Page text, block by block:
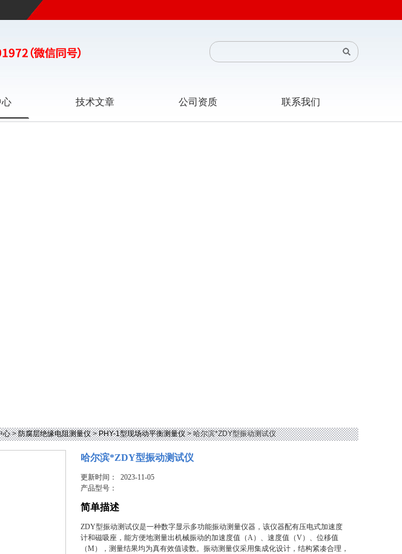
心 技术文章 公司资质 联系我们
心>防腐层绝缘电阻测量仪>PHY-1型现场动平衡测量仪> 哈尔滨*ZDY型振动测试仪
哈尔滨*ZDY型振动测试仪
更新时间： 2023-11-05
产品型号：
简单描述
ZDY型振动测试仪是一种数字显示多功能振动测量仪器，该仪器配有压电式加速度
计和磁吸座，能方便地测量出机械振动的加速度值（A）、速度值（V）、位移值
（M），测量结果均为真有效值读数。振动测量仪采用集成化设计，结构紧凑合理，